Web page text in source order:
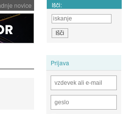
novice Išči:
Prijava